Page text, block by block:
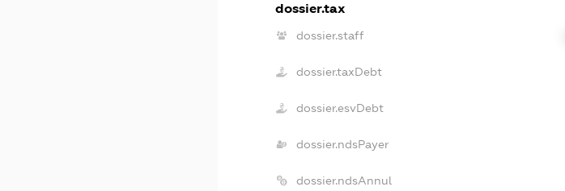
dossier.tax
dossier.staff
dossier.taxDebt
dossier.esvDebt
dossier.ndsPayer
dossier.ndsAnnul